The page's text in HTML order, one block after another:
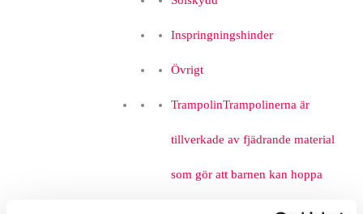
Inspringningshinder
Övrigt
TrampolinTrampolinerna är
tillverkade av fjädrande material
som gör att barnen kan hoppa
högt. Att komplettera lekplatsen